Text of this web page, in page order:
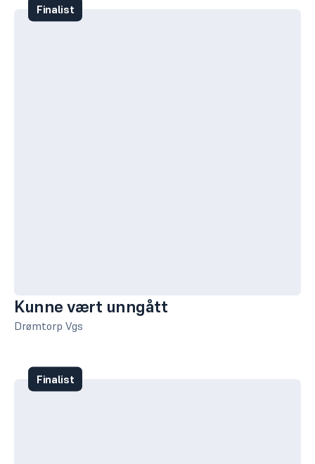
Kunne vært unngått
Drømtorp Vgs
Finalist
Finalist